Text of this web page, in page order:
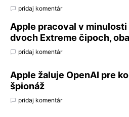
pridaj komentár
Apple pracoval v minulosti
dvoch Extreme čipoch,
pridaj komentár
Apple žaluje OpenAI pre
špionáž
pridaj komentár